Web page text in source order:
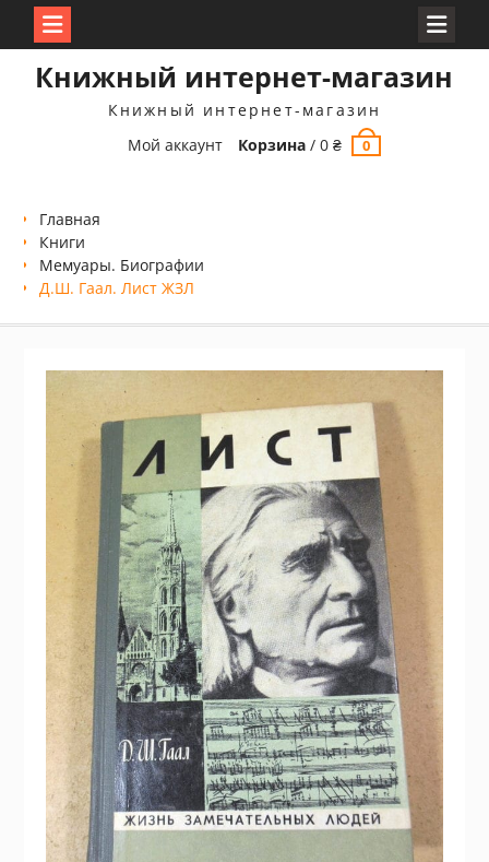
Книжный интернет-магазин
Книжный интернет-магазин
Мой аккаунт
Корзина /0₴ 0
Главная
Книги
Мемуары. Биографии
Д.Ш. Гаал. Лист ЖЗЛ